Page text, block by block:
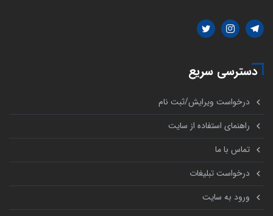
دسترسی سریع
درخواست ویرایش/ثبت نام
راهنمای استفاده از سایت
تماس با ما
درخواست تبلیغات
ورود به سایت